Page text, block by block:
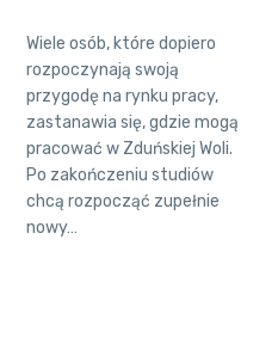
Wiele osób, które dopiero
rozpoczynają swoją
przygodę na rynku pracy,
zastanawia się, gdzie mogą
pracować w Zduńskiej Woli.
Po zakończeniu studiów
chcą rozpocząć zupełnie
nowy…